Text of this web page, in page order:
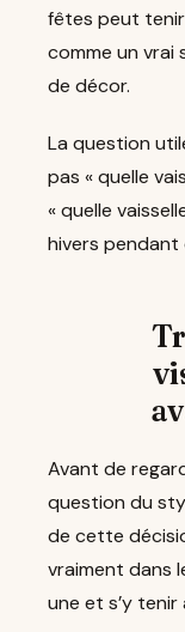
fêtes peut
comme un vrai
de décor.
La question
pas « quelle
« quelle
hivers pendant
Avant de
question du
de cette
vraiment dans
une et s’y